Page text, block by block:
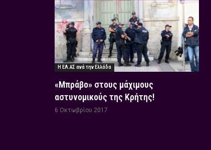
Η ΕΛ.ΑΣ ανά την Ελλάδα
«Μπράβο» στους μάχιμους
αστυνομικούς της Κρήτης!
6 Οκτωβρίου 2017